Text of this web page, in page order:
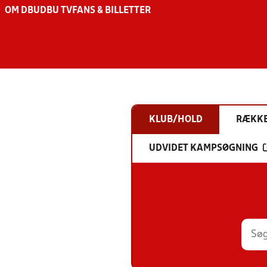
OM DBU DBU TV FANS & BILLETTER
KLUB/HOLD
UDVIDET KAMPSØGNING